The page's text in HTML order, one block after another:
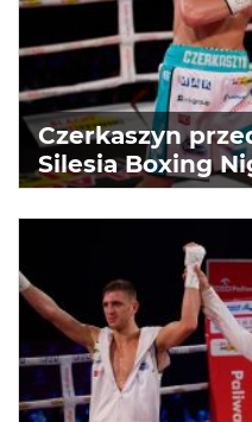
Czerkaszyn
Silesia Boxing